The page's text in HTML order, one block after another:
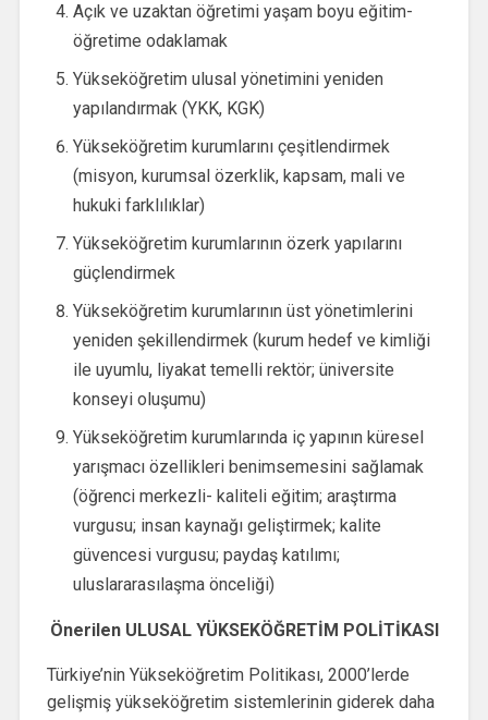
Açık ve uzaktan öğretimi yaşam boyu eğitim-
öğretime odaklamak
Yükseköğretim ulusal yönetimini yeniden
yapılandırmak (YKK, KGK)
Yükseköğretim kurumlarını çeşitlendirmek
(misyon, kurumsal özerklik, kapsam, mali ve
hukuki farklılıklar)
Yükseköğretim kurumlarının özerk yapılarını
güçlendirmek
Yükseköğretim kurumlarının üst yönetimlerini
yeniden şekillendirmek (kurum hedef ve kimliği
ile uyumlu, liyakat temelli rektör; üniversite
konseyi oluşumu)
Yükseköğretim kurumlarında iç yapının küresel
yarışmacı özellikleri benimsemesini sağlamak
(öğrenci merkezli- kaliteli eğitim; araştırma
vurgusu; insan kaynağı geliştirmek; kalite
güvencesi vurgusu; paydaş katılımı;
uluslararasılaşma önceliği)
Önerilen ULUSAL YÜKSEKÖĞRETİM POLİTİKASI
Türkiye’nin Yükseköğretim Politikası, 2000’lerde
gelişmiş yükseköğretim sistemlerinin giderek daha